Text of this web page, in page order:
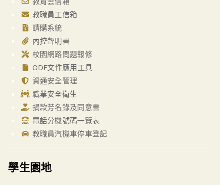
教職員工信箱
請購系統
內控聲明書
校園網路問題報修
ODF文件應用工具
資通安全管理
職業安全衛生
捐款芳名錄及同意書
電話分機號碼一覽表
教職員汽機車停車登記
學生園地